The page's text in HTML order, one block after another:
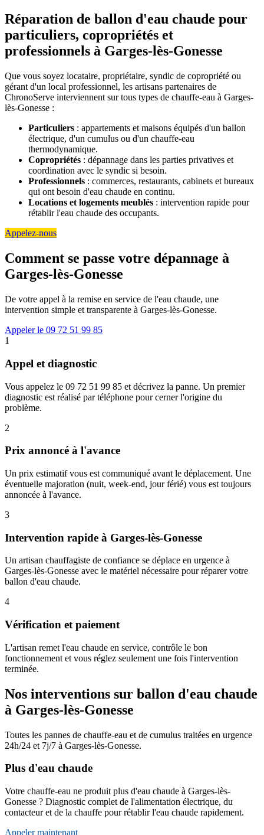
Réparation de ballon d'eau chaude pour
particuliers, copropriétés et
professionnels à Garges-lès-Gonesse
Que vous soyez locataire, propriétaire, syndic de copropriété ou
gérant d'un local professionnel, les artisans partenaires de
ChronoServe interviennent sur tous types de chauffe-eau à Garges-
lès-Gonesse :
Particuliers : appartements et maisons équipés d'un ballon
électrique, d'un cumulus ou d'un chauffe-eau
thermodynamique.
Copropriétés : dépannage dans les parties privatives et
coordination avec le syndic si besoin.
Professionnels : commerces, restaurants, cabinets et bureaux
qui ont besoin d'eau chaude en continu.
Locations et logements meublés : intervention rapide pour
rétablir l'eau chaude des occupants.
Appelez-nous
Comment se passe votre dépannage à
Garges-lès-Gonesse
De votre appel à la remise en service de l'eau chaude, une
intervention simple et transparente à Garges-lès-Gonesse.
Appeler le 09 72 51 99 85
1
Appel et diagnostic
Vous appelez le 09 72 51 99 85 et décrivez la panne. Un premier
diagnostic est réalisé par téléphone pour cerner l'origine du
problème.
2
Prix annoncé à l'avance
Un prix estimatif vous est communiqué avant le déplacement. Une
éventuelle majoration (nuit, week-end, jour férié) vous est toujours
annoncée à l'avance.
3
Intervention rapide à Garges-lès-Gonesse
Un artisan chauffagiste de confiance se déplace en urgence à
Garges-lès-Gonesse avec le matériel nécessaire pour réparer votre
ballon d'eau chaude.
4
Vérification et paiement
L'artisan remet l'eau chaude en service, contrôle le bon
fonctionnement et vous réglez seulement une fois l'intervention
terminée.
Nos interventions sur ballon d'eau chaude
à Garges-lès-Gonesse
Toutes les pannes de chauffe-eau et de cumulus traitées en urgence
24h/24 et 7j/7 à Garges-lès-Gonesse.
Plus d'eau chaude
Votre chauffe-eau ne produit plus d'eau chaude à Garges-lès-
Gonesse ? Diagnostic complet de l'alimentation électrique, du
contacteur et de la chauffe pour rétablir l'eau chaude rapidement.
Appeler maintenant